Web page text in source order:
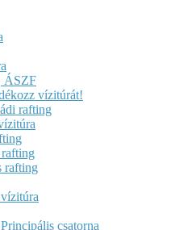
ÁSZF
vízitúrát!
rafting
rafting
csatorna